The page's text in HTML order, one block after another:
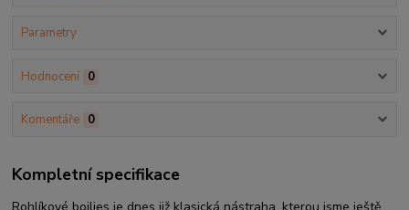
Parametry
Hodnocení 0
Komentáře 0
Kompletní specifikace